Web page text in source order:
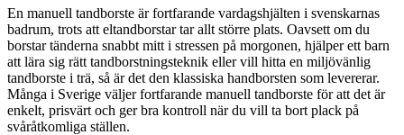
En manuell tandborste är fortfarande vardagshjälten i svenskarnas
badrum, trots att eltandborstar tar allt större plats. Oavsett om du
borstar tänderna snabbt mitt i stressen på morgonen, hjälper ett barn
att lära sig rätt tandborstningsteknik eller vill hitta en miljövänlig
tandborste i trä, så är det den klassiska handborsten som levererar.
Många i Sverige väljer fortfarande manuell tandborste för att det är
enkelt, prisvärt och ger bra kontroll när du vill ta bort plack på
svåråtkomliga ställen.